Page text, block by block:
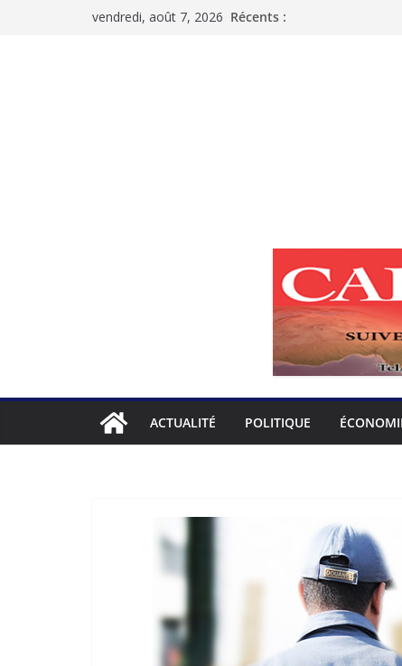
vendredi, août 7, 2026 Récents :
ACTUALITÉ POLITIQUE